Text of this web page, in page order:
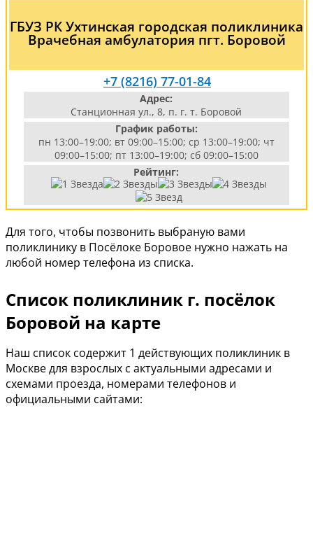
ГБУЗ РК Ухтинская городская поликлиника
Врачебная амбулатория пгт. Боровой
+7 (8216) 77-01-84
Адрес:
Станционная ул., 8, п. г. т. Боровой
График работы:
пн 13:00–19:00; вт 09:00–15:00; ср 13:00–19:00; чт
09:00–15:00; пт 13:00–19:00; сб 09:00–15:00
Рейтинг:
Для того, чтобы позвонить выбраную вами
поликлинику в Посёлоке Боровое нужно нажать на
любой номер телефона из списка.
Список поликлиник г. посёлок
Боровой на карте
Наш список содержит 1 действующих поликлиник в
Москве для взрослых с актуальными адресами и
схемами проезда, номерами телефонов и
официальными сайтами: